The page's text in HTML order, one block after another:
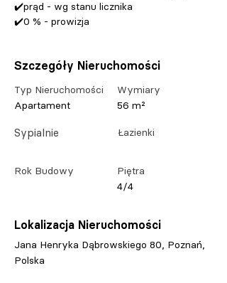
✔️prąd - wg stanu licznika
✔️0 % - prowizja
Szczegóły Nieruchomości
Typ Nieruchomości
Apartament
Sypialnie
Rok Budowy
Wymiary
56 m²
Łazienki
Piętra
4/4
Lokalizacja Nieruchomości
Jana Henryka Dąbrowskiego 80, Poznań,
Polska